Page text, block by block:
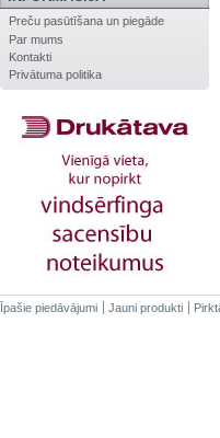
Preču pasūtīšana un piegāde
Par mums
Kontakti
Privātuma politika
Īpašie piedāvājumi Jauni produkti